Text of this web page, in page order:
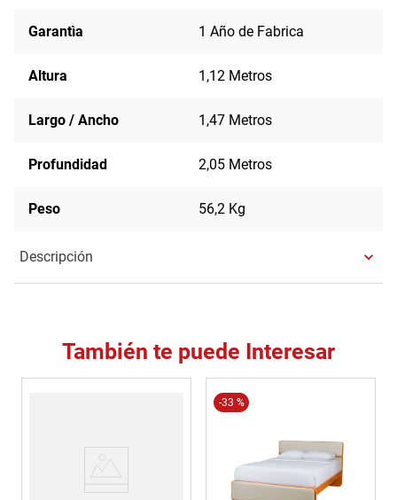
Garantìa 1 Año de Fabrica
Altura 1,12 Metros
Largo / Ancho 1,47 Metros
Profundidad 2,05 Metros
Peso 56,2 Kg
Descripción
También te puede Interesar
-33 %